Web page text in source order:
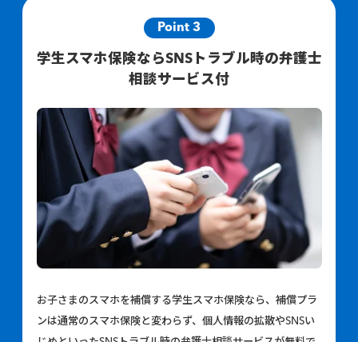
Point 3
学生スマホ保険ならSNSトラブル時の弁護士
相談サービス付
お子さまのスマホを補償する学生スマホ保険なら、補償プラ
ンは通常のスマホ保険と変わらず、 個人情報の拡散やSNSい